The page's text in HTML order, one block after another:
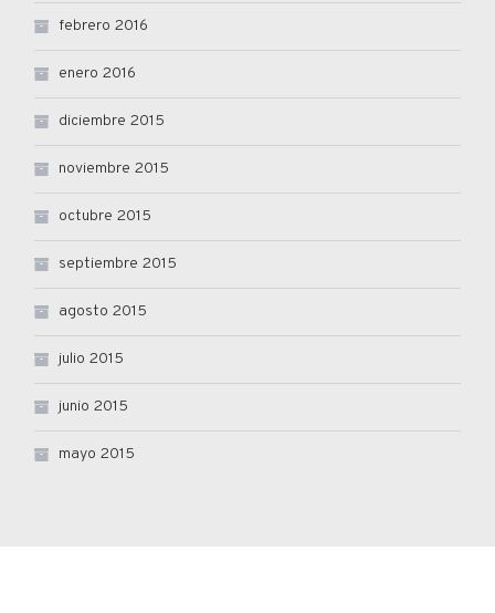
febrero 2016
enero 2016
diciembre 2015
noviembre 2015
octubre 2015
septiembre 2015
agosto 2015
julio 2015
junio 2015
mayo 2015